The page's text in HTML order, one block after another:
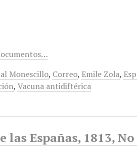
Monescillo, Correo, Emile Zola,
,Vacuna antidiftérica
las Españas, 1813,